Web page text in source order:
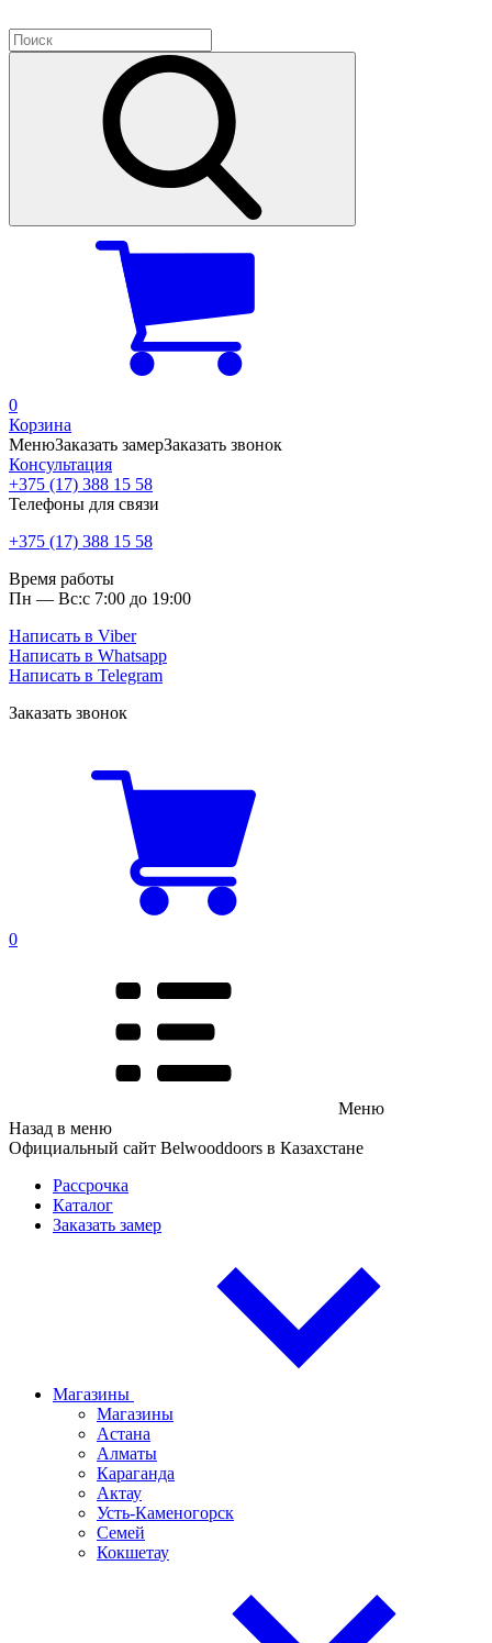
0
Корзина
МенюЗаказать замерЗаказать звонок
Консультация
+375 (17) 388 15 58
Телефоны для связи
+375 (17) 388 15 58
Время работы
Пн — Вс:с 7:00 до 19:00
Написать в Viber
Написать в Whatsapp
Написать в Telegram
Заказать звонок
0
Меню
Назад в меню
Официальный сайт Belwooddoors в Казахстане
Рассрочка
Каталог
Заказать замер
Магазины
Магазины
Астана
Алматы
Караганда
Актау
Усть-Каменогорск
Семей
Кокшетау